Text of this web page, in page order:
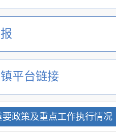
平台链接
政策及重点工作执行情况